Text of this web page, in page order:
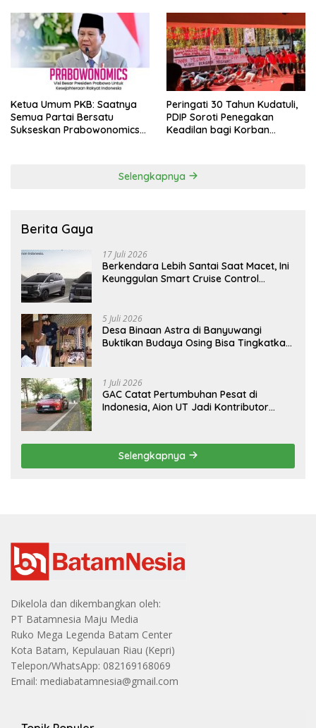
Ketua Umum PKB: Saatnya
Semua Partai Bersatu
Sukseskan Prabowonomics
Peringati 30 Tahun Kudatuli,
PDIP Soroti Penegakan
Keadilan bagi Korban
Selengkapnya
Berita Gaya
17 Juli 2026
Berkendara Lebih Santai Saat Macet, Ini
Keunggulan Smart Cruise Control
5 Juli 2026
Desa Binaan Astra di Banyuwangi
Buktikan Budaya Osing Bisa Tingkatkan
1 Juli 2026
GAC Catat Pertumbuhan Pesat di
Indonesia, Aion UT Jadi Kontributor
Selengkapnya
Dikelola dan dikembangkan oleh:
PT Batamnesia Maju Media
Ruko Mega Legenda Batam Center
Kota Batam, Kepulauan Riau (Kepri)
Telepon/WhatsApp: 082169168069
Email: mediabatamnesia@gmail.com